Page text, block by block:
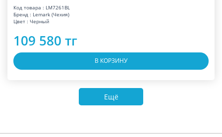
Код товара : LM7261BL
Бренд : Lemark (Чехия)
Цвет : Черный
109 580 тг
В КОРЗИНУ
Ещё